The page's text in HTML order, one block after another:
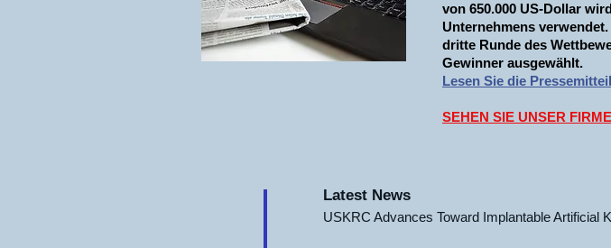
von 650.000 US-Dollar
Unternehmens
dritte Runde des
Gewinner ausgewählt.
Lesen Sie die
SEHEN SIE UNSER
Latest News
USKRC Advances Toward Implantable Artificial